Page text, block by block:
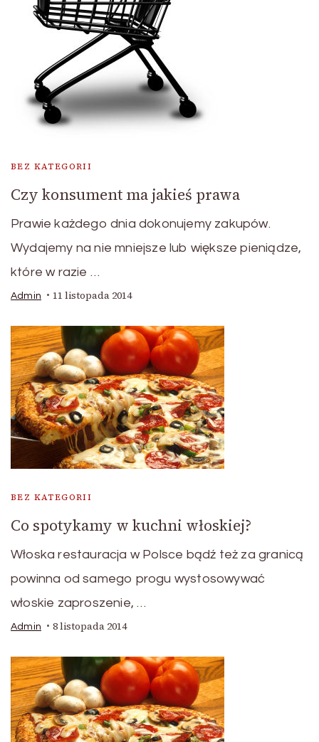
BEZ KATEGORII
Czy konsument ma jakieś prawa
Prawie każdego dnia dokonujemy zakupów.
Wydajemy na nie mniejsze lub większe pieniądze,
które w razie …
Admin 11 listopada 2014
BEZ KATEGORII
Co spotykamy w kuchni włoskiej?
Włoska restauracja w Polsce bądź też za granicą
powinna od samego progu wystosowywać
włoskie zaproszenie, …
Admin 8 listopada 2014